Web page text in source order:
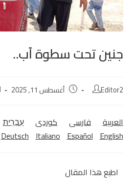
جنين تحت سطوة آب..
Editor2 أغسطس 11, 2025
العربية فارسی كوردی‎ עִבְרִית
Deutsch Italiano Español English
اطبع هذا المقال